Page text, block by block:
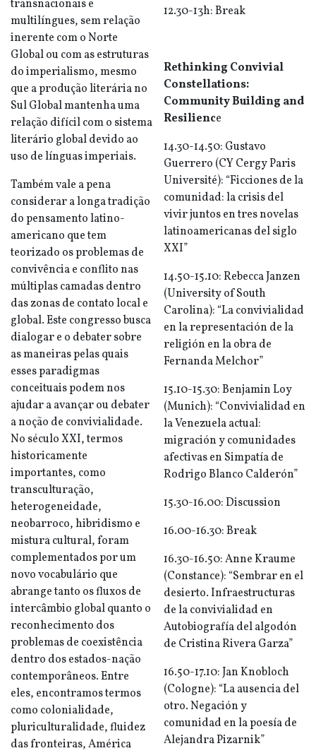
transnacionais e
multilíngues, sem relação
inerente com o Norte
Global ou com as estruturas
do imperialismo, mesmo
que a produção literária no
Sul Global mantenha uma
relação difícil com o sistema
literário global devido ao
uso de línguas imperiais.
Também vale a pena
considerar a longa tradição
do pensamento latino-
americano que tem
teorizado os problemas de
convivência e conflito nas
múltiplas camadas dentro
das zonas de contato local e
global. Este congresso busca
dialogar e o debater sobre
as maneiras pelas quais
esses paradigmas
conceituais podem nos
ajudar a avançar ou debater
a noção de convivialidade.
No século XXI, termos
historicamente
importantes, como
transculturação,
heterogeneidade,
neobarroco, hibridismo e
mistura cultural, foram
complementados por um
novo vocabulário que
abrange tanto os fluxos de
intercâmbio global quanto o
reconhecimento dos
problemas de coexistência
dentro dos estados-nação
contemporâneos. Entre
eles, encontramos termos
como colonialidade,
pluriculturalidade, fluidez
das fronteiras, América
12.30-13h: Break
Rethinking Convivial
Constellations:
Community Building and
Resilience
14.30-14.50: Gustavo
Guerrero (CY Cergy Paris
Université): “Ficciones de la
comunidad: la crisis del
vivir juntos en tres novelas
latinoamericanas del siglo
XXI”
14.50-15.10: Rebecca Janzen
(University of South
Carolina): “La convivialidad
en la representación de la
religión en la obra de
Fernanda Melchor”
15.10-15.30: Benjamin Loy
(Munich): “Convivialidad en
la Venezuela actual:
migración y comunidades
afectivas en Simpatía de
Rodrigo Blanco Calderón”
15.30-16.00: Discussion
16.00-16.30: Break
16.30-16.50: Anne Kraume
(Constance): “Sembrar en el
desierto. Infraestructuras
de la convivialidad en
Autobiografía del algodón
de Cristina Rivera Garza”
16.50-17.10: Jan Knobloch
(Cologne): “La ausencia del
otro. Negación y
comunidad en la poesía de
Alejandra Pizarnik”